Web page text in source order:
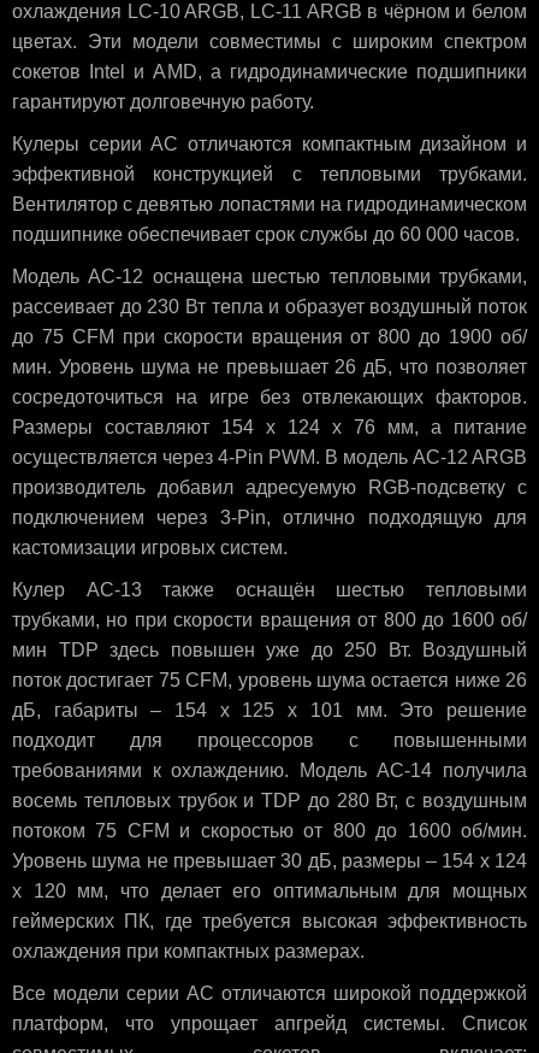
охлаждения LC-10 ARGB, LC-11 ARGB в чёрном и белом
цветах. Эти модели совместимы с широким спектром
сокетов Intel и AMD, а гидродинамические подшипники
гарантируют долговечную работу.
Кулеры серии AC отличаются компактным дизайном и
эффективной конструкцией с тепловыми трубками.
Вентилятор с девятью лопастями на гидродинамическом
подшипнике обеспечивает срок службы до 60 000 часов.
Модель AC-12 оснащена шестью тепловыми трубками,
рассеивает до 230 Вт тепла и образует воздушный поток
до 75 CFM при скорости вращения от 800 до 1900 об/
мин. Уровень шума не превышает 26 дБ, что позволяет
сосредоточиться на игре без отвлекающих факторов.
Размеры составляют 154 x 124 x 76 мм, а питание
осуществляется через 4-Pin PWM. В модель AC-12 ARGB
производитель добавил адресуемую RGB-подсветку с
подключением через 3-Pin, отлично подходящую для
кастомизации игровых систем.
Кулер AC-13 также оснащён шестью тепловыми
трубками, но при скорости вращения от 800 до 1600 об/
мин TDP здесь повышен уже до 250 Вт. Воздушный
поток достигает 75 CFM, уровень шума остается ниже 26
дБ, габариты – 154 x 125 x 101 мм. Это решение
подходит для процессоров с повышенными
требованиями к охлаждению. Модель AC-14 получила
восемь тепловых трубок и TDP до 280 Вт, с воздушным
потоком 75 CFM и скоростью от 800 до 1600 об/мин.
Уровень шума не превышает 30 дБ, размеры – 154 x 124
x 120 мм, что делает его оптимальным для мощных
геймерских ПК, где требуется высокая эффективность
охлаждения при компактных размерах.
Все модели серии AC отличаются широкой поддержкой
платформ, что упрощает апгрейд системы. Список